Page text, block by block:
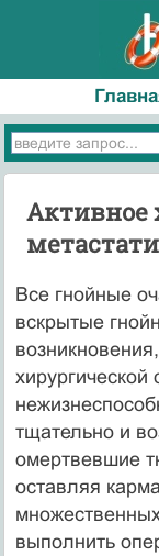
Активное
Все гнойные
вскрытые
хирургической
тщательно и
омертвевшие
оставляя
выполнить